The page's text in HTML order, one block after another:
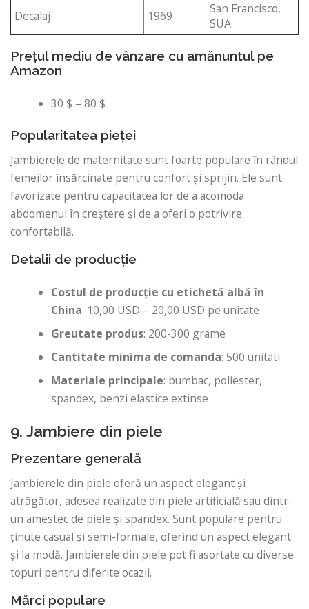
Decalaj
1969
San Francisco,
SUA
Prețul mediu de vânzare cu amănuntul pe
Amazon
30 $ – 80 $
Popularitatea pieței
Jambierele de maternitate sunt foarte populare în rândul
femeilor însărcinate pentru confort și sprijin. Ele sunt
favorizate pentru capacitatea lor de a acomoda
abdomenul în creștere și de a oferi o potrivire
confortabilă.
Detalii de producție
Costul de producție cu etichetă albă în
China: 10,00 USD – 20,00 USD pe unitate
Greutate produs: 200-300 grame
Cantitate minima de comanda: 500 unitati
Materiale principale: bumbac, poliester,
spandex, benzi elastice extinse
9. Jambiere din piele
Prezentare generală
Jambierele din piele oferă un aspect elegant și
atrăgător, adesea realizate din piele artificială sau dintr-
un amestec de piele și spandex. Sunt populare pentru
ținute casual și semi-formale, oferind un aspect elegant
și la modă. Jambierele din piele pot fi asortate cu diverse
topuri pentru diferite ocazii.
Mărci populare